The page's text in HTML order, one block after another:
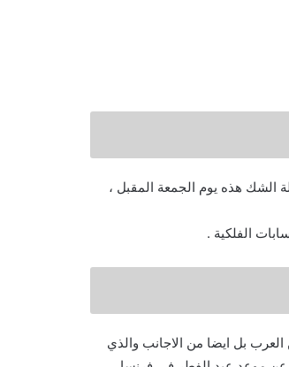
الشك هذه يوم الجمعة المقبل ،
العرب بل ايضا من الاجانب والذي